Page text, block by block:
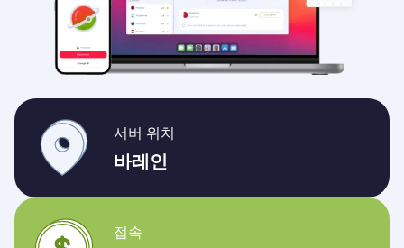
서버 위치
바레인
접속